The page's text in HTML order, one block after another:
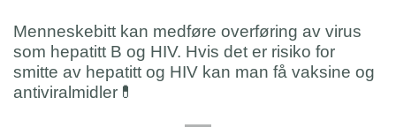
Menneskebitt kan medføre overføring av virus
som hepatitt B og HIV. Hvis det er risiko for
smitte av hepatitt og HIV kan man få vaksine og
antiviralmidler 💊